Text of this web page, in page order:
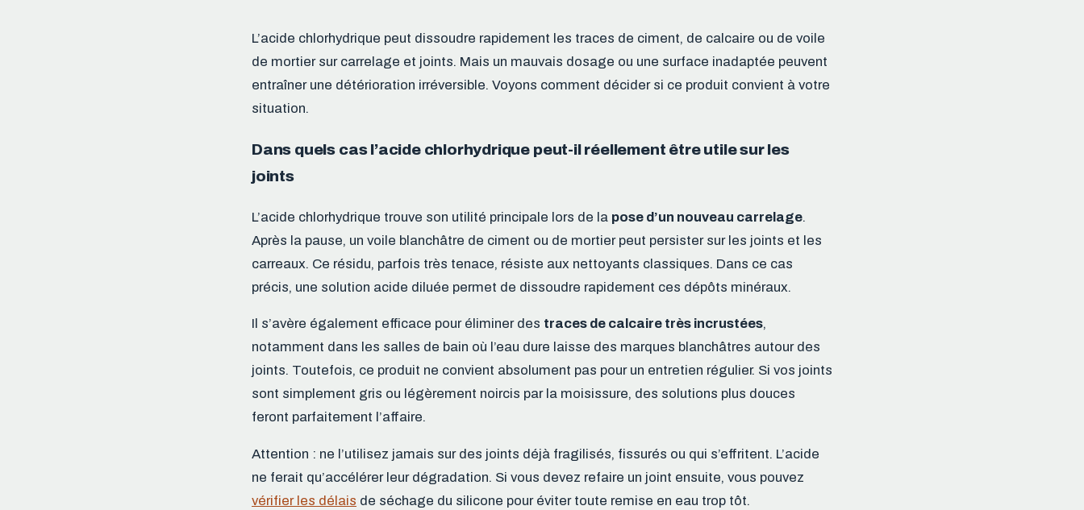
L’acide chlorhydrique peut dissoudre rapidement les traces de ciment, de calcaire ou de voile
de mortier sur carrelage et joints. Mais un mauvais dosage ou une surface inadaptée peuvent
entraîner une détérioration irréversible. Voyons comment décider si ce produit convient à votre
situation.
Dans quels cas l’acide chlorhydrique peut-il réellement être utile sur les
joints
L’acide chlorhydrique trouve son utilité principale lors de la pose d’un nouveau carrelage.
Après la pause, un voile blanchâtre de ciment ou de mortier peut persister sur les joints et les
carreaux. Ce résidu, parfois très tenace, résiste aux nettoyants classiques. Dans ce cas
précis, une solution acide diluée permet de dissoudre rapidement ces dépôts minéraux.
Il s’avère également efficace pour éliminer des traces de calcaire très incrustées,
notamment dans les salles de bain où l’eau dure laisse des marques blanchâtres autour des
joints. Toutefois, ce produit ne convient absolument pas pour un entretien régulier. Si vos joints
sont simplement gris ou légèrement noircis par la moisissure, des solutions plus douces
feront parfaitement l’affaire.
Attention : ne l’utilisez jamais sur des joints déjà fragilisés, fissurés ou qui s’effritent. L’acide
ne ferait qu’accélérer leur dégradation. Si vous devez refaire un joint ensuite, vous pouvez
vérifier les délais de séchage du silicone pour éviter toute remise en eau trop tôt.